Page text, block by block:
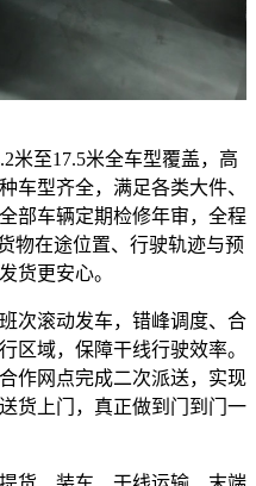
米至17.5米全车型覆盖，高
车型齐全，满足各类大件、
部车辆定期检修年审，全程
物在途位置、行驶轨迹与预
货更安心。
次滚动发车，错峰调度、合
区域，保障干线行驶效率。
作网点完成二次派送，实现
货上门，真正做到门到门一